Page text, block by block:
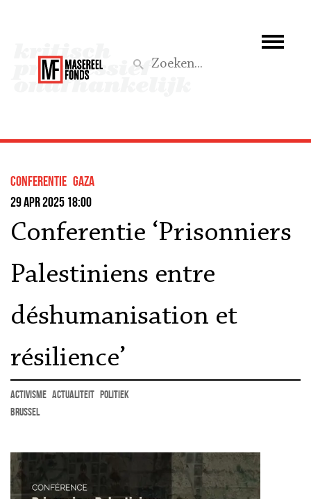
Wat we doen
Aktief
Conferentie Gaza
29 apr 2025 18:00
Conferentie ‘Prisonniers
Palestiniens entre
déshumanisation et
résilience’
activisme actualiteit politiek
Brussel